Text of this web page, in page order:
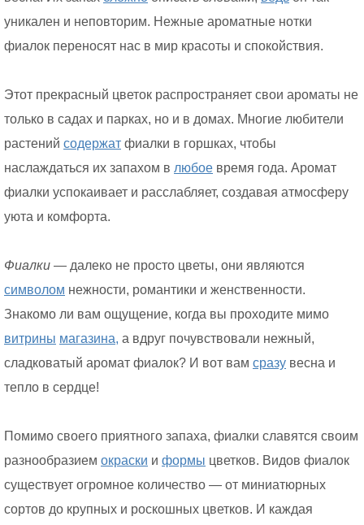
уникален и неповторим. Нежные ароматные нотки
фиалок переносят нас в мир красоты и спокойствия.
Этот прекрасный цветок распространяет свои ароматы не
только в садах и парках, но и в домах. Многие любители
растений содержат фиалки в горшках, чтобы
наслаждаться их запахом в любое время года. Аромат
фиалки успокаивает и расслабляет, создавая атмосферу
уюта и комфорта.
Фиалки — далеко не просто цветы, они являются
символом нежности, романтики и женственности.
Знакомо ли вам ощущение, когда вы проходите мимо
витрины магазина, а вдруг почувствовали нежный,
сладковатый аромат фиалок? И вот вам сразу весна и
тепло в сердце!
Помимо своего приятного запаха, фиалки славятся своим
разнообразием окраски и формы цветков. Видов фиалок
существует огромное количество — от миниатюрных
сортов до крупных и роскошных цветков. И каждая